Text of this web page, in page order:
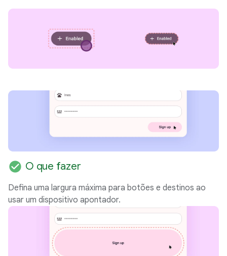
check_circle O que fazer
Defina uma largura máxima para botões e destinos ao
usar um dispositivo apontador.